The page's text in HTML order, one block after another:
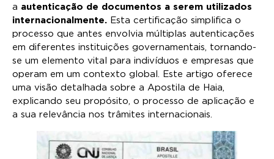
a autenticação de documentos a serem utilizados
internacionalmente. Esta certificação simplifica o
processo que antes envolvia múltiplas autenticações
em diferentes instituições governamentais, tornando-
se um elemento vital para indivíduos e empresas que
operam em um contexto global. Este artigo oferece
uma visão detalhada sobre a Apostila de Haia,
explicando seu propósito, o processo de aplicação e
a sua relevância nos trâmites internacionais.